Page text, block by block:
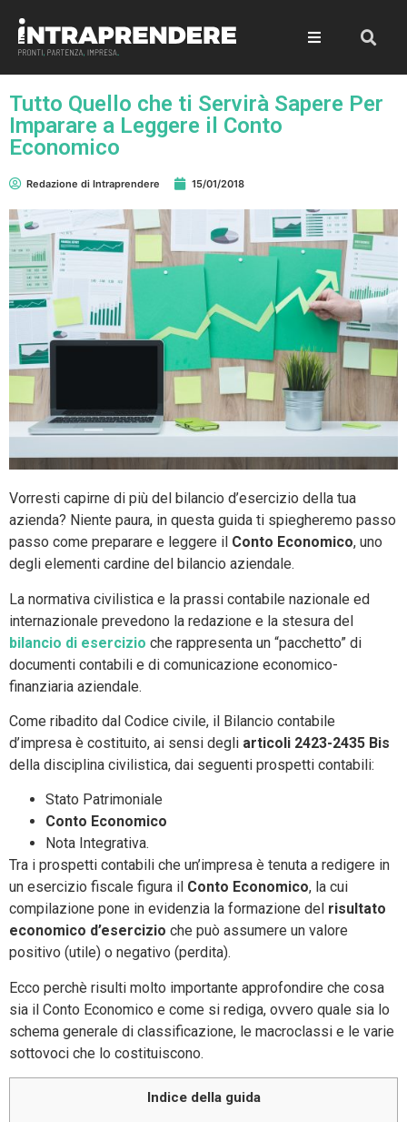
Tutto Quello che ti Servirà Sapere Per
Imparare a Leggere il Conto
Economico
Redazione di Intraprendere 15/01/2018
Vorresti capirne di più del bilancio d’esercizio della tua
azienda? Niente paura, in questa guida ti spiegheremo passo
passo come preparare e leggere il Conto Economico, uno
degli elementi cardine del bilancio aziendale.
La normativa civilistica e la prassi contabile nazionale ed
internazionale prevedono la redazione e la stesura del
bilancio di esercizio che rappresenta un “pacchetto” di
documenti contabili e di comunicazione economico-
finanziaria aziendale.
Come ribadito dal Codice civile, il Bilancio contabile
d’impresa è costituito, ai sensi degli articoli 2423-2435 Bis
della disciplina civilistica, dai seguenti prospetti contabili:
Stato Patrimoniale
Conto Economico
Nota Integrativa.
Tra i prospetti contabili che un’impresa è tenuta a redigere in
un esercizio fiscale figura il Conto Economico, la cui
compilazione pone in evidenzia la formazione del risultato
economico d’esercizio che può assumere un valore
positivo (utile) o negativo (perdita).
Ecco perchè risulti molto importante approfondire che cosa
sia il Conto Economico e come si rediga, ovvero quale sia lo
schema generale di classificazione, le macroclassi e le varie
sottovoci che lo costituiscono.
Indice della guida